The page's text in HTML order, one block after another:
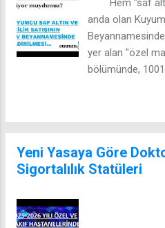
fiziki ortamda
yönetim kurulu
kadar Ticaret
gerekecektir.
Hem "saf
anda olan
yer alan "özel
bölümünde, 1001
Yeni Yasaya Göre
Sigortalılık Statüleri